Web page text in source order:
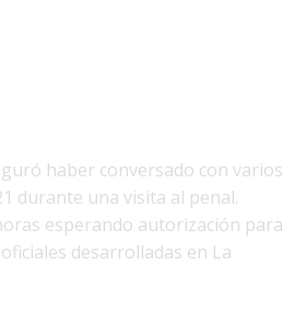
haber conversado con varios
durante una visita al penal.
esperando autorización para
desarrolladas en La